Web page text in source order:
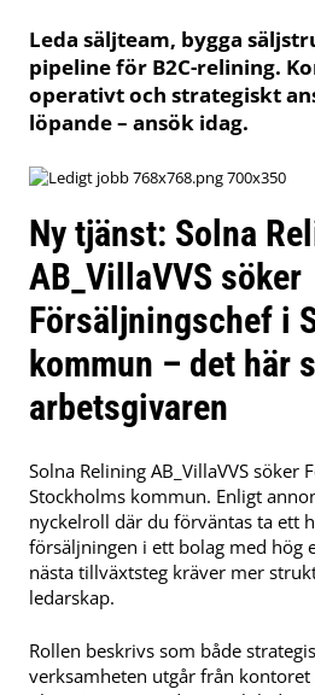
Leda säljteam, bygga
pipeline för B2C-relining.
operativt och strategiskt
löpande – ansök idag.
Ny tjänst: Solna
AB_VillaVVS söker
Försäljningschef i
kommun – det här
arbetsgivaren
Solna Relining AB_VillaVVS söker
Stockholms kommun. Enligt
nyckelroll där du förväntas ta ett
försäljningen i ett bolag med hög
nästa tillväxtsteg kräver mer
ledarskap.
Rollen beskrivs som både
verksamheten utgår från